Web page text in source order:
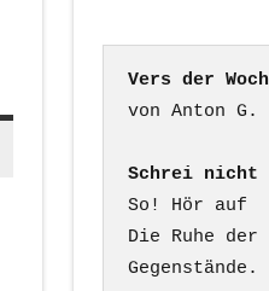
Vers der
Schrei nicht
So! Hör auf
Die Ruhe der
Gegenstände.